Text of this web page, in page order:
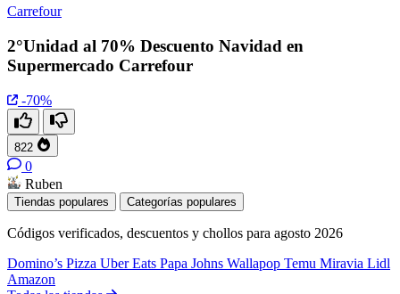
Carrefour
2°Unidad al 70% Descuento Navidad en
Supermercado Carrefour
-70%
822
0
Ruben
Tiendas populares Categorías populares
Códigos verificados, descuentos y chollos para agosto 2026
Domino’s Pizza Uber Eats Papa Johns Wallapop Temu Miravia Lidl
Amazon